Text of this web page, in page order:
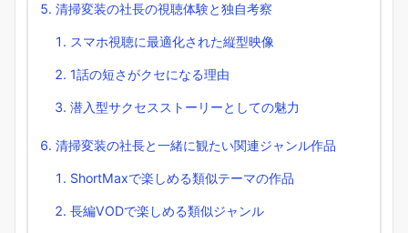
清掃変装の社長の視聴体験と独自考察
スマホ視聴に最適化された縦型映像
1話の短さがクセになる理由
潜入型サクセスストーリーとしての魅力
清掃変装の社長と一緒に観たい関連ジャンル作品
ShortMaxで楽しめる類似テーマの作品
長編VODで楽しめる類似ジャンル